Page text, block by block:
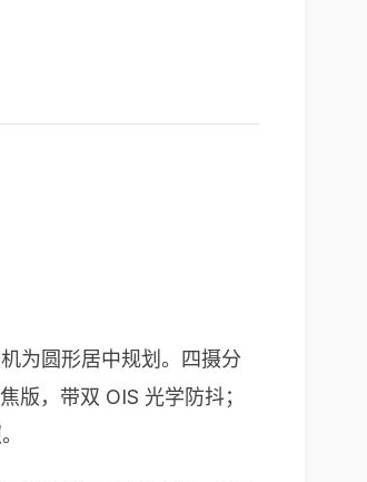
为圆形居中规划。四摄分
，带双 OIS 光学防抖；